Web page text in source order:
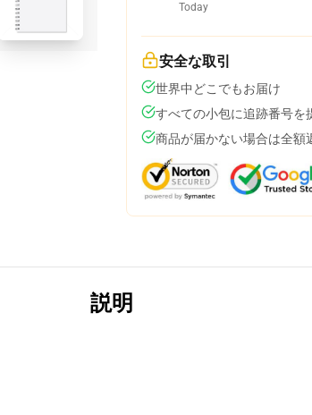
Today
安全な取引
世界中どこでもお届け
すべての小包に追跡番号を
商品が届かない場合は全額
説明